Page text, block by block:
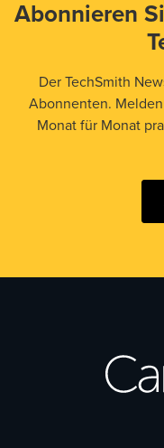
Abonnieren
Der TechSmith
Abonnenten.
Monat für Monat